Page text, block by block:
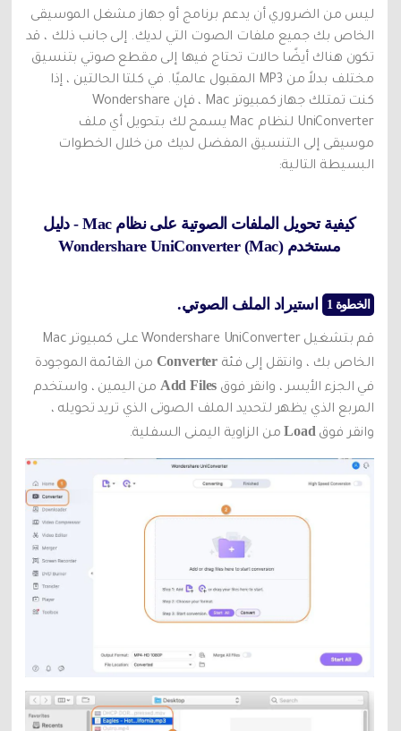
تحديث iOS
تعقب الموقع
ليس من الضروري أن يدعم برنامج أو جهاز مشغل الموسيقى
الخاص بك جميع ملفات الصوت التي لديك. إلى جانب ذلك ، قد
تكون هناك أيضًا حالات تحتاج فيها إلى مقطع صوتي بتنسيق
مختلف بدلاً من MP3 المقبول عالميًا. في كلتا الحالتين ، إذا
كنت تمتلك جهاز كمبيوتر Mac ، فإن Wondershare
UniConverter لنظام Mac يسمح لك بتحويل أي ملف
موسيقى إلى التنسيق المفضل لديك من خلال الخطوات
البسيطة التالية:
كيفية تحويل الملفات الصوتية على نظام Mac - دليل
مستخدم Wondershare UniConverter (Mac)
الخطوة 1 استيراد الملف الصوتي.
قم بتشغيل Wondershare UniConverter على كمبيوتر Mac
الخاص بك ، وانتقل إلى فئة Converter من القائمة الموجودة
في الجزء الأيسر ، وانقر فوق Add Files من اليمين ، واستخدم
المربع الذي يظهر لتحديد الملف الصوتى الذي تريد تحويله ،
وانقر فوقLoadمن الزاوية اليمنى السفلية.